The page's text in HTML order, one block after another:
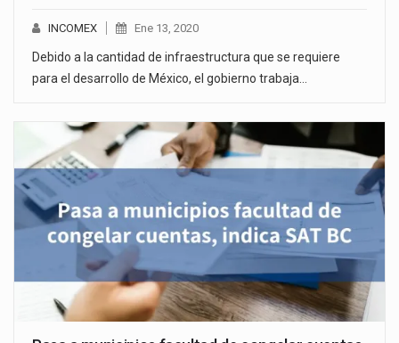
INCOMEX Ene 13, 2020
Debido a la cantidad de infraestructura que se requiere
para el desarrollo de México, el gobierno trabaja…